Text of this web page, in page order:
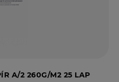
A/2 260G/M2 25 LAP